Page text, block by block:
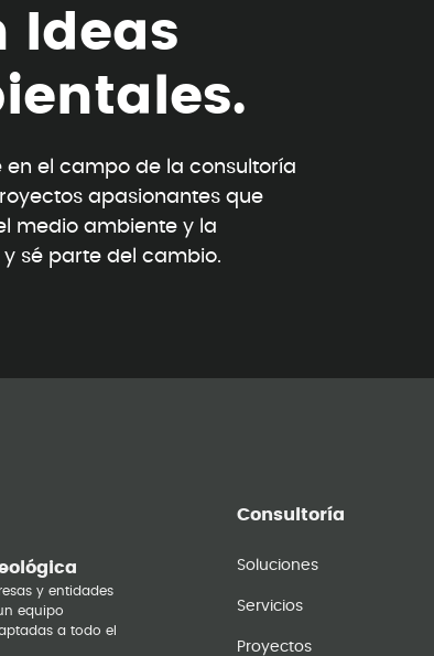
deas
ienta es.
el campo de la consultoría
apasionantes que
medio ambiente y la
sé parte del cambio.
y entidades
equipo
a todo el
Consultoría
Soluciones
Servicios
Proyectos